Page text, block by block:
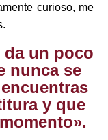
curioso, me
da un poco
nunca se
y que